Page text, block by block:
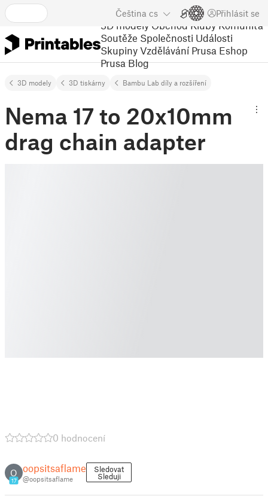
Čeština cs Přihlásit se
3D modely Obchod Kluby Komunita
Soutěže Společnosti Události
Skupiny Vzdělávání Prusa Eshop
Prusa Blog
3D modely 3D tiskárny Bambu Lab díly a rozšíření
Nema 17 to 20x10mm
drag chain adapter
0 hodnocení
O
17
oopsitsaflame
@oopsitsaflame
Sledovat
Sleduji